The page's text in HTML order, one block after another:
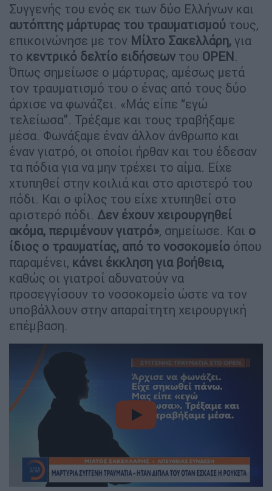
Συγγενής του ενός εκ των δύο Ελλήνων και
αυτόπτης μάρτυρας του τραυματισμού τους,
επικοινώνησε με τον Μίλτο Σακελλάρη, για
το κεντρικό δελτίο ειδήσεων του OPEN.
Όπως σημείωσε ο μάρτυρας, αμέσως μετά
τον τραυματισμό του ο ένας από τους δύο
άρχισε να φωνάζει. «Μάς είπε “εγώ
τελείωσα”. Τρέξαμε και τους τραβήξαμε
μέσα. Φωνάξαμε έναν άλλον άνθρωπο και
έναν γιατρό, οι οποίοι ήρθαν και του έδεσαν
τα πόδια για να μην τρέχει το αίμα. Είχε
χτυπηθεί στην κοιλιά και στο αριστερό του
πόδι. Και ο φίλος του είχε χτυπηθεί στο
αριστερό πόδι. Δεν έχουν χειρουργηθεί
ακόμα, περιμένουν γιατρό», σημείωσε. Και ο
ίδιος ο τραυματίας, από το νοσοκομείο όπου
παραμένει, κάνει έκκληση για βοήθεια,
καθώς οι γιατροί αδυνατούν να
προσεγγίσουν το νοσοκομείο ώστε να τον
υποβάλλουν στην απαραίτητη χειρουργική
επέμβαση.
video